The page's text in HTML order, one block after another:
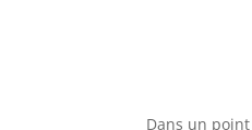
Dans un